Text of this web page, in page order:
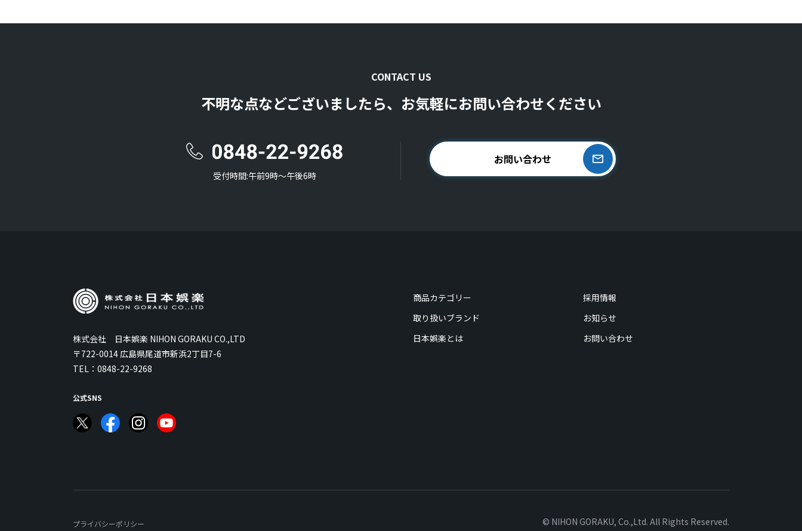
CONTACT US
不明な点などございましたら、お気軽にお問い合わせください
受付時間:午前9時〜午後6時
お問い合わせ
株式会社 日本娯楽 NIHON GORAKU CO.,LTD
〒722-0014 広島県尾道市新浜2丁目7-6
TEL： 0848-22-9268
公式SNS
商品カテゴリー
採用情報
取り扱いブランド
お知らせ
日本娯楽とは
お問い合わせ
プライバシーポリシー © NIHON GORAKU, Co.,Ltd. All Rights Reserved.